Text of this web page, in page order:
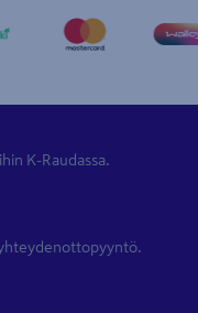
K-Raudassa.